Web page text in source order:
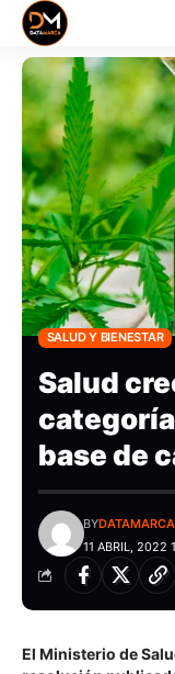
SALUD Y BIENESTAR
Salud
base de
11 ABRIL, 2022
BY
El Ministerio de